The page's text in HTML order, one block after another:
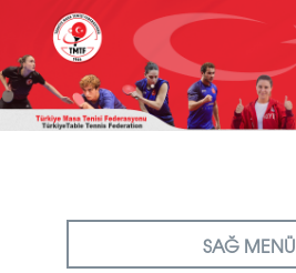
SAĞ MENÜ